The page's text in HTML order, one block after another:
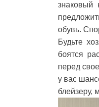
знаковый
обувь.
Будьте
боятся
перед
у вас
блейзеру,